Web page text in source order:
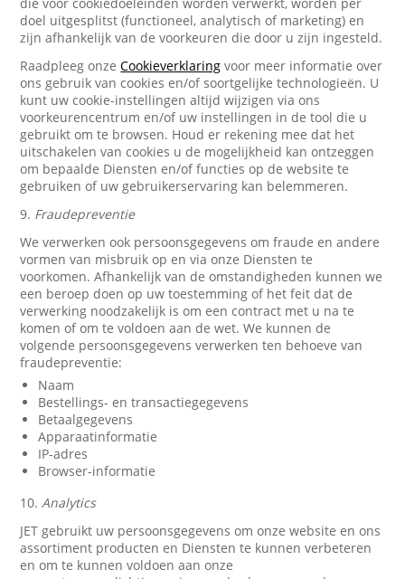
doel uitgesplitst (functioneel, analytisch of marketing) en
zijn afhankelijk van de voorkeuren die door u zijn ingesteld.
Raadpleeg onzeCookieverklaring voor meer informatie over
ons gebruik van cookies en/of soortgelijke technologieën. U
kunt uw cookie-instellingen altijd wijzigen via ons
voorkeurencentrum en/of uw instellingen in de tool die u
gebruikt om te browsen. Houd er rekening mee dat het
uitschakelen van cookies u de mogelijkheid kan ontzeggen
om bepaalde Diensten en/of functies op de website te
gebruiken of uw gebruikerservaring kan belemmeren.
9. Fraudepreventie
We verwerken ook persoonsgegevens om fraude en andere
vormen van misbruik op en via onze Diensten te
voorkomen. Afhankelijk van de omstandigheden kunnen we
een beroep doen op uw toestemming of het feit dat de
verwerking noodzakelijk is om een contract met u na te
komen of om te voldoen aan de wet. We kunnen de
volgende persoonsgegevens verwerken ten behoeve van
fraudepreventie:
Naam
Bestellings- en transactiegegevens
Betaalgegevens
Apparaatinformatie
IP-adres
Browser-informatie
10.Analytics
JET gebruikt uw persoonsgegevens om onze website en ons
assortiment producten en Diensten te kunnen verbeteren
en om te kunnen voldoen aan onze